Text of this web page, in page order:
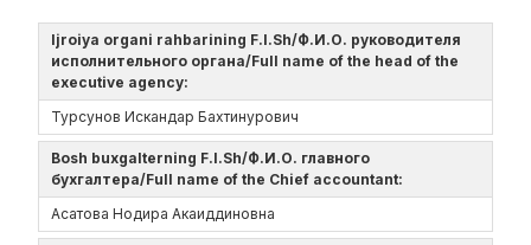
Ijroiya organi rahbarining F.I.Sh/Ф.И.О. руководителя
исполнительного органа/Full name of the head of the
executive agency:
Турсунов Искандар Бахтинурович
Bosh buxgalterning F.I.Sh/Ф.И.О. главного
бухгалтера/Full name of the Chief accountant:
Асатова Нодира Акаиддиновна